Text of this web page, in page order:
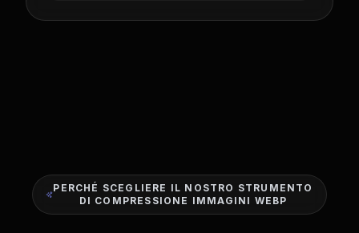
PERCHÉ SCEGLIERE IL NOSTRO STRUMENTO
DI COMPRESSIONE IMMAGINI WEBP